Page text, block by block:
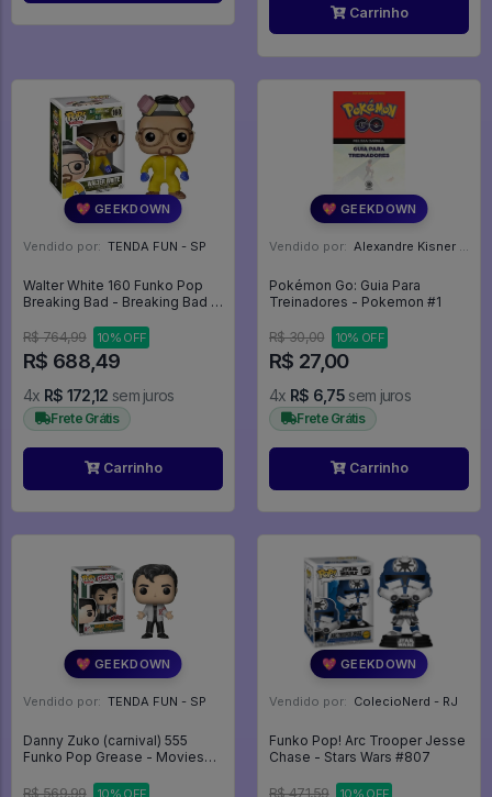
Carrinho
💖 GEEKDOWN
Vendido por: TENDA FUN - SP
Walter White 160 Funko Pop
Breaking Bad - Breaking Bad -
FUNKO POP #160
R$ 764,99 10% OFF
R$ 688,49
4x R$ 172,12 sem juros
Frete Grátis
Carrinho
💖 GEEKDOWN
Vendido por: Alexandre Kisner - PR
Pokémon Go: Guia Para
Treinadores - Pokemon #1
R$ 30,00 10% OFF
R$ 27,00
4x R$ 6,75 sem juros
Frete Grátis
Carrinho
💖 GEEKDOWN
Vendido por: TENDA FUN - SP
Danny Zuko (carnival) 555
Funko Pop Grease - Movies
#555
R$ 569,99 10% OFF
💖 GEEKDOWN
Vendido por: ColecioNerd - RJ
Funko Pop! Arc Trooper Jesse
Chase - Stars Wars #807
R$ 471,59 10% OFF